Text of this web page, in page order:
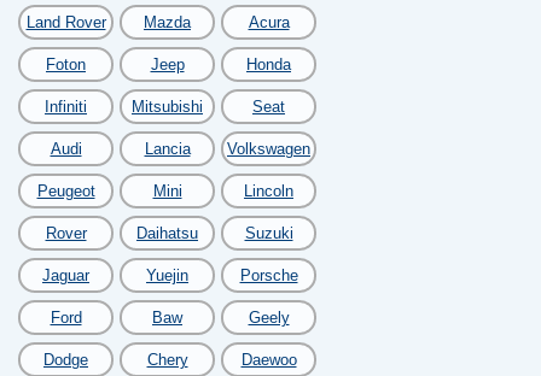
Land Rover Mazda Acura
Foton Jeep Honda
Infiniti Mitsubishi Seat
Audi Lancia Volkswagen
Peugeot Mini Lincoln
Rover Daihatsu Suzuki
Jaguar Yuejin Porsche
Ford Baw Geely
Dodge Chery Daewoo